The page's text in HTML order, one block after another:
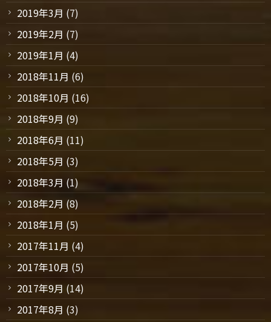
2019年3月 (7)
2019年2月 (7)
2019年1月 (4)
2018年11月 (6)
2018年10月 (16)
2018年9月 (9)
2018年6月 (11)
2018年5月 (3)
2018年3月 (1)
2018年2月 (8)
2018年1月 (5)
2017年11月 (4)
2017年10月 (5)
2017年9月 (14)
2017年8月 (3)